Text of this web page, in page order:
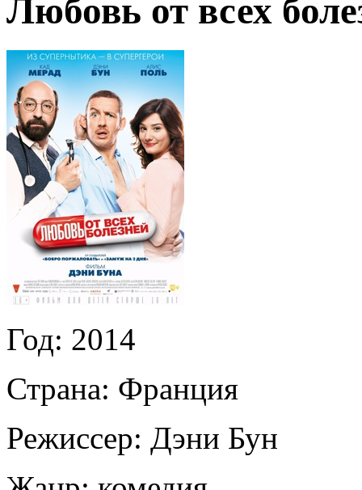
Любовь от всех
Год: 2014
Страна: Франция
Режиссер: Дэни Бун